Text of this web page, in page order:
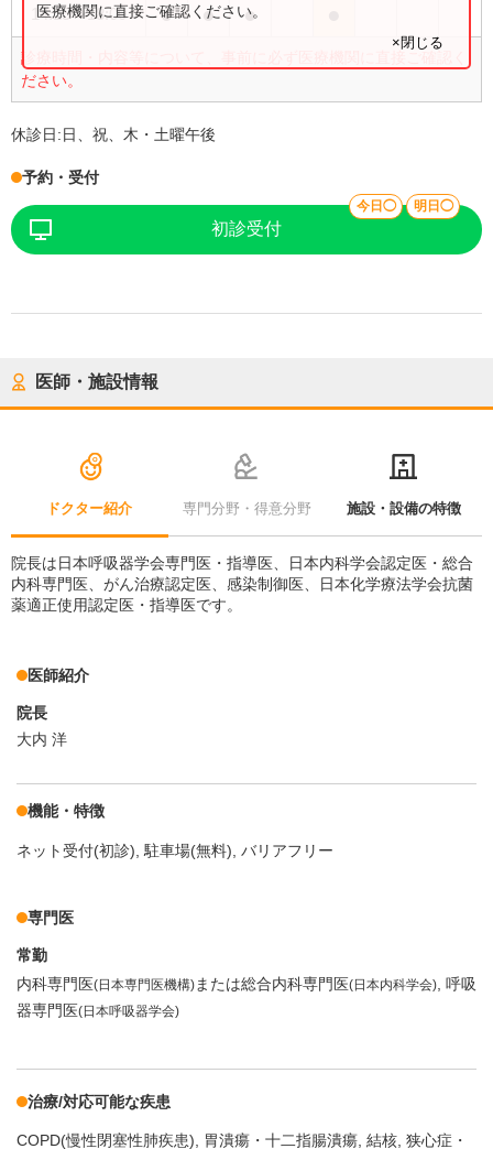
14:15〜18:00 ● ● ●
診療時間・内容等について、事前に必ず医療機関に直接ご確認く
ださい。
医療機関に直接ご確認ください。
×閉じる
休診日:日、祝、木・土曜午後
予約・受付
初診受付
今日◯ 明日◯
医師・施設情報
ドクター紹介 専門分野・得意分野 施設・設備の特徴
院長は日本呼吸器学会専門医・指導医、日本内科学会認定医・総合
内科専門医、がん治療認定医、感染制御医、日本化学療法学会抗菌
薬適正使用認定医・指導医です。
医師紹介
院長
大内 洋
機能・特徴
ネット受付(初診) 駐車場(無料) バリアフリー
専門医
常勤
内科専門医(日本専門医機構) または総合内科専門医(日本内科学会) 呼吸
器専門医(日本呼吸器学会)
治療/対応可能な疾患
COPD(慢性閉塞性肺疾患) 胃潰瘍・十二指腸潰瘍 結核 狭心症・